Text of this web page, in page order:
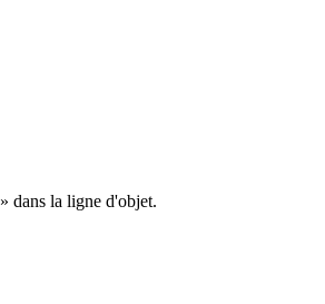
» dans la ligne d'objet.